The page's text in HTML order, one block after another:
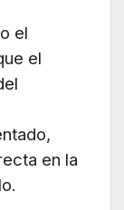
el
el
en la